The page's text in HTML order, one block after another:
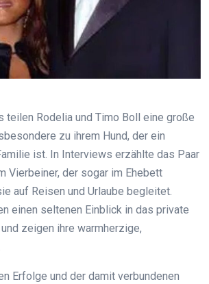
Rodelia und Timo Boll eine große
zu ihrem Hund, der ein
ist. In Interviews erzählte das Paar
Vierbeiner, der sogar im Ehebett
auf Reisen und Urlaube begleitet.
einen seltenen Einblick in das private
zeigen ihre warmherzige,
Erfolge und der damit verbundenen